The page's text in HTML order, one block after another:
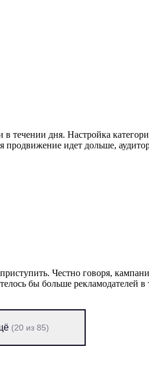
течении дня. Настройка
идет дольше,
Честно говоря,
бы больше рекламодателей в
(20 из 85)